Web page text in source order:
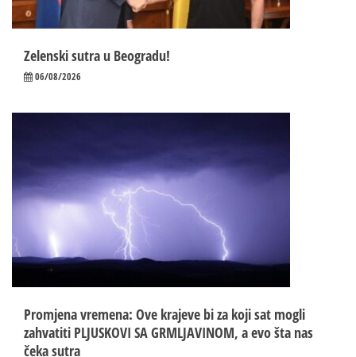
Zelenski sutra u Beogradu!
06/08/2026
Promjena vremena: Ove krajeve bi za koji sat mogli
zahvatiti PLJUSKOVI SA GRMLJAVINOM, a evo šta nas
čeka sutra